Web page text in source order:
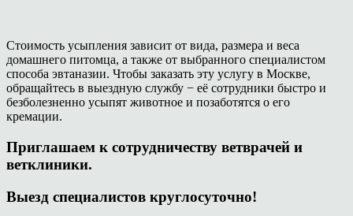
Стоимость усыпления зависит от вида, размера и веса
домашнего питомца, а также от выбранного специалистом
способа эвтаназии. Чтобы заказать эту услугу в Москве,
обращайтесь в выездную службу − её сотрудники быстро и
безболезненно усыпят животное и позаботятся о его
кремации.
Приглашаем к сотрудничеству ветврачей и
ветклиники.
Выезд специалистов круглосуточно!